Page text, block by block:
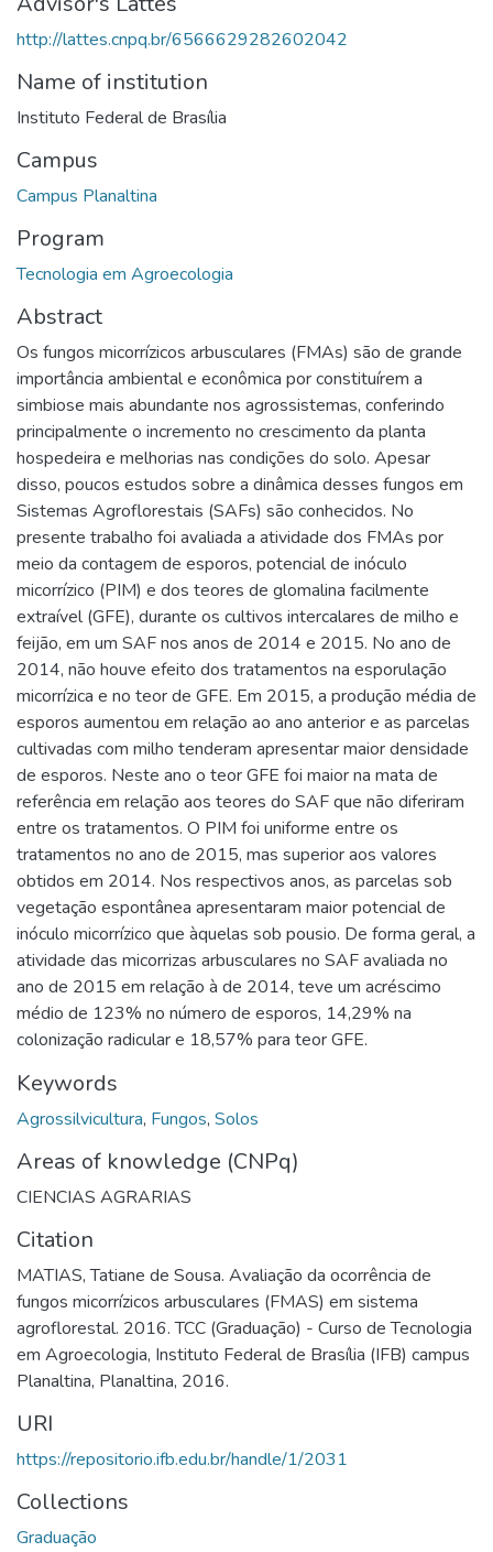
http://lattes.cnpq.br/6566629282602042
Name of institution
Instituto Federal de Brasília
Campus
Campus Planaltina
Program
Tecnologia em Agroecologia
Abstract
Os fungos micorrízicos arbusculares (FMAs) são de grande
importância ambiental e econômica por constituírem a
simbiose mais abundante nos agrossistemas, conferindo
principalmente o incremento no crescimento da planta
hospedeira e melhorias nas condições do solo. Apesar
disso, poucos estudos sobre a dinâmica desses fungos em
Sistemas Agroflorestais (SAFs) são conhecidos. No
presente trabalho foi avaliada a atividade dos FMAs por
meio da contagem de esporos, potencial de inóculo
micorrízico (PIM) e dos teores de glomalina facilmente
extraível (GFE), durante os cultivos intercalares de milho e
feijão, em um SAF nos anos de 2014 e 2015. No ano de
2014, não houve efeito dos tratamentos na esporulação
micorrízica e no teor de GFE. Em 2015, a produção média de
esporos aumentou em relação ao ano anterior e as parcelas
cultivadas com milho tenderam apresentar maior densidade
de esporos. Neste ano o teor GFE foi maior na mata de
referência em relação aos teores do SAF que não diferiram
entre os tratamentos. O PIM foi uniforme entre os
tratamentos no ano de 2015, mas superior aos valores
obtidos em 2014. Nos respectivos anos, as parcelas sob
vegetação espontânea apresentaram maior potencial de
inóculo micorrízico que àquelas sob pousio. De forma geral, a
atividade das micorrizas arbusculares no SAF avaliada no
ano de 2015 em relação à de 2014, teve um acréscimo
médio de 123% no número de esporos, 14,29% na
colonização radicular e 18,57% para teor GFE.
Keywords
Agrossilvicultura, Fungos, Solos
Areas of knowledge (CNPq)
CIENCIAS AGRARIAS
Citation
MATIAS, Tatiane de Sousa. Avaliação da ocorrência de
fungos micorrízicos arbusculares (FMAS) em sistema
agroflorestal. 2016. TCC (Graduação) - Curso de Tecnologia
em Agroecologia, Instituto Federal de Brasília (IFB) campus
Planaltina, Planaltina, 2016.
URI
https://repositorio.ifb.edu.br/handle/1/2031
Collections
Graduação